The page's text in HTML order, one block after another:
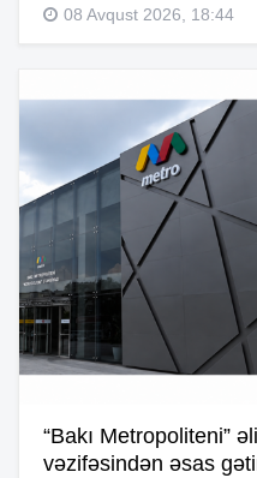
08 Avqust 2026, 18:44
“Bakı Metropoliteni”
vəzifəsindən əsas